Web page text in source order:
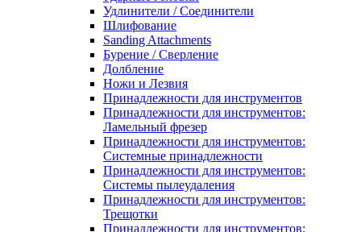
Удлинители / Соединители
Шлифование
Sanding Attachments
Бурение / Сверление
Долбление
Ножи и Лезвия
Принадлежности для инструментов
Принадлежности для инструментов:
Ламельный фрезер
Принадлежности для инструментов:
Системные принадлежности
Принадлежности для инструментов:
Системы пылеудаления
Принадлежности для инструментов:
Трещотки
Принадлежности для инструментов: